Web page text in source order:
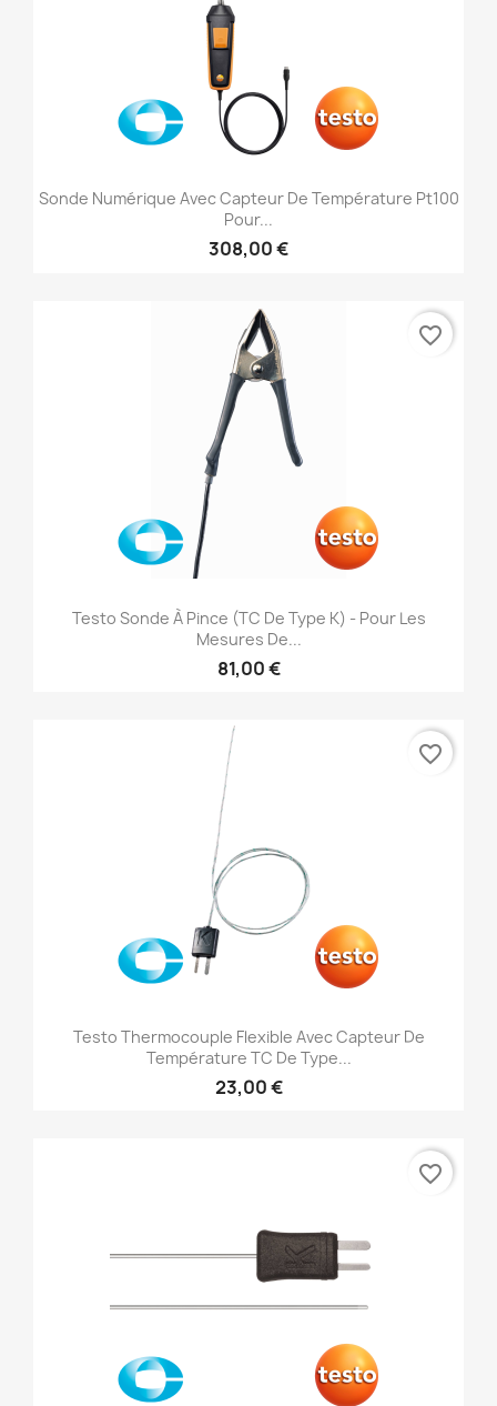
Sonde Numérique Avec Capteur De Température Pt100
Pour...
308,00 €
Testo Sonde À Pince (TC De Type K) - Pour Les
Mesures De...
81,00 €
favorite_border
Testo Thermocouple Flexible Avec Capteur De
Température TC De Type...
23,00 €
favorite_border
favorite_border